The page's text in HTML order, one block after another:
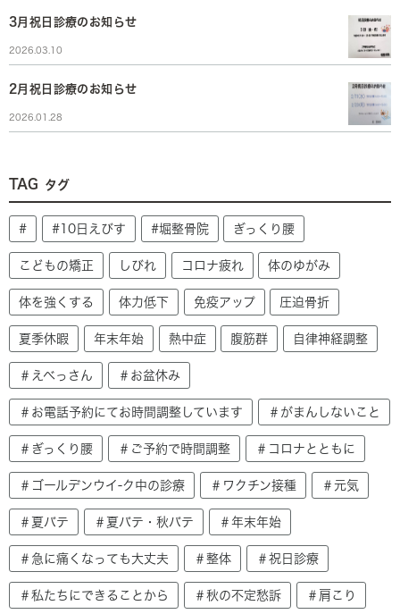
3月祝日診療のお知らせ
2026.03.10
2月祝日診療のお知らせ
2026.01.28
TAG タグ
# #10日えびす #堀整骨院 ぎっくり腰
こどもの矯正 しびれ コロナ疲れ 体のゆがみ
体を強くする 体力低下 免疫アップ 圧迫骨折
夏季休暇 年末年始 熱中症 腹筋群 自律神経調整
＃えべっさん ＃お盆休み
＃お電話予約にてお時間調整しています ＃がまんしないこと
＃ぎっくり腰 ＃ご予約で時間調整 ＃コロナとともに
＃ゴールデンウイ-ク中の診療 ＃ワクチン接種 ＃元気
＃夏バテ ＃夏バテ・秋バテ ＃年末年始
＃急に痛くなっても大丈夫 ＃整体 ＃祝日診療
＃私たちにできることから ＃秋の不定愁訴 ＃肩こり